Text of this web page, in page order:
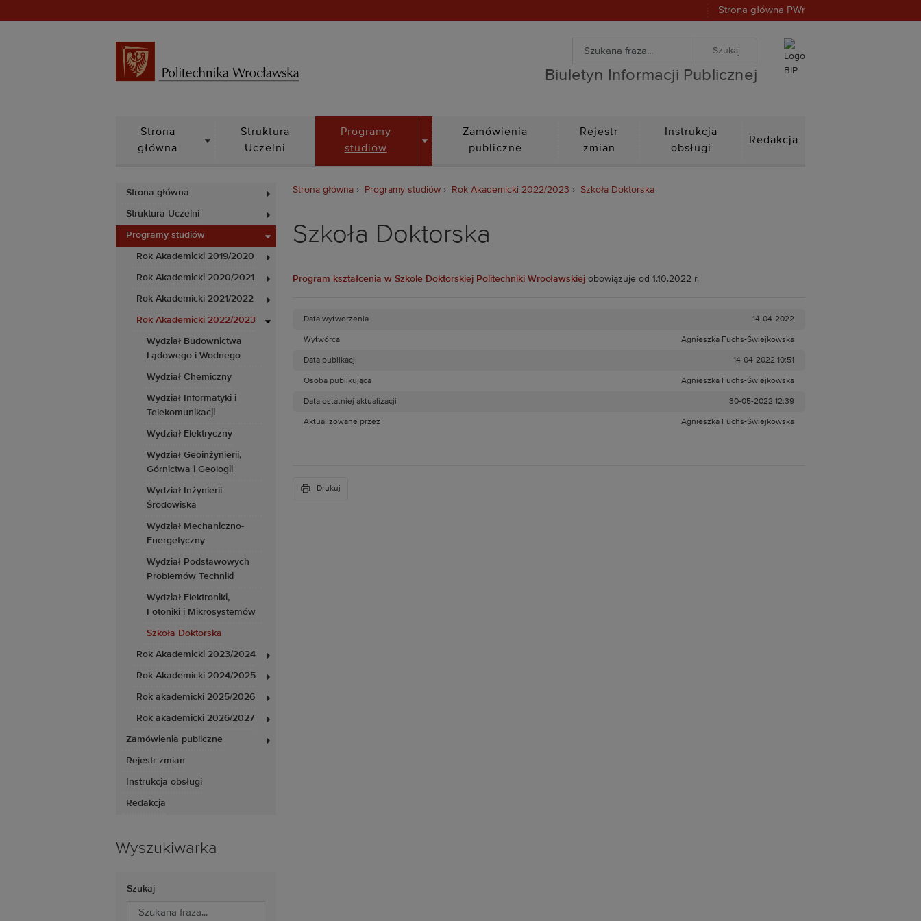
Strona główna PWr
Biuletyn Informacji Publicznej
Wyszukiwarka
Wyszukiwanie zaawansowane
Biuletyn Informacji Publicznej
Strona
główna
Struktura
Uczelni
Programy
studiów
DROPDOWN
Zamówienia
publiczne
Rejestr
zmian
Instrukcja
obsługi
Redakcja
Strona główna
Struktura Uczelni
Programy studiów
Rok Akademicki 2019/2020
Rok Akademicki 2020/2021
Rok Akademicki 2021/2022
Rok Akademicki 2022/2023
Wydział Budownictwa
Lądowego i Wodnego
Wydział Chemiczny
Wydział Informatyki i
Telekomunikacji
Wydział Elektryczny
Wydział Geoinżynierii,
Górnictwa i Geologii
Wydział Inżynierii
Środowiska
Wydział Mechaniczno-
Energetyczny
Wydział Podstawowych
Problemów Techniki
Wydział Elektroniki,
Fotoniki i Mikrosystemów
Szkoła Doktorska
Rok Akademicki 2023/2024
Rok Akademicki 2024/2025
Rok akademicki 2025/2026
Rok akademicki 2026/2027
Zamówienia publiczne
Rejestr zmian
Instrukcja obsługi
Redakcja
Wyszukiwarka
Szukaj
Strona główna Programy studiów Rok Akademicki 2022/2023 Szkoła Doktorska
Szkoła Doktorska
Program kształcenia w Szkole Doktorskiej Politechniki Wrocławskiejobowiązuje od 1.10.2022 r.
Data wytworzenia 14-04-2022
Wytwórca Agnieszka Fuchs-Świejkowska
Data publikacji 14-04-2022 10:51
Osoba publikująca Agnieszka Fuchs-Świejkowska
Data ostatniej aktualizacji 30-05-2022 12:39
Aktualizowane przez Agnieszka Fuchs-Świejkowska
Drukuj